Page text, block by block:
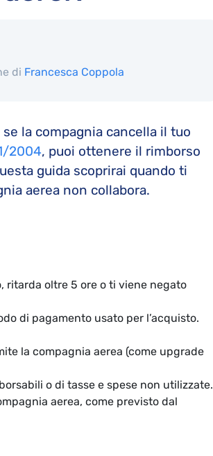
di Francesca Coppola
la compagnia cancella il tuo
2004, puoi ottenere il rimborso
guida scoprirai quando ti
aerea non collabora.
ritarda oltre 5 ore o ti viene negato
di pagamento usato per l’acquisto.
la compagnia aerea (come upgrade
o di tasse e spese non utilizzate.
aerea, come previsto dal